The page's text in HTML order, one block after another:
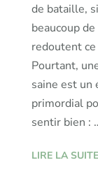
de bataille,
beaucoup
redoutent
Pourtant,
saine est un
primordial
sentir bien :
LIRE LA SUITE